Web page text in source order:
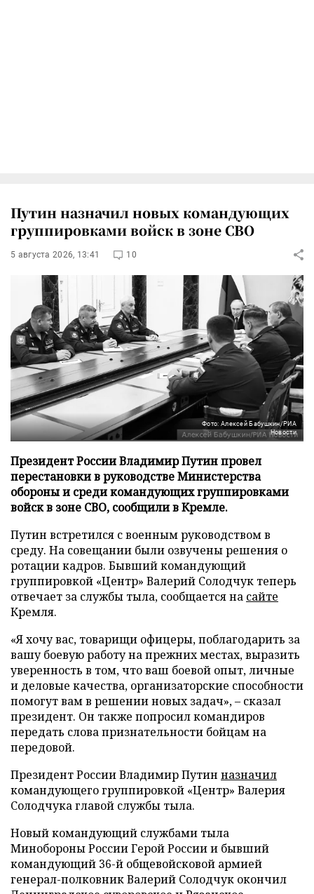
Путин назначил новых командующих
группировками войск в зоне СВО
5 августа 2026, 13:41 10
Фото: Алексей Бабушкин/РИА
Новости
Президент России Владимир Путин провел
перестановки в руководстве Министерства
обороны и среди командующих группировками
войск в зоне СВО, сообщили в Кремле.
Путин встретился с военным руководством в
среду. На совещании были озвучены решения о
ротации кадров. Бывший командующий
группировкой «Центр» Валерий Солодчук теперь
отвечает за службы тыла, сообщается на сайте
Кремля.
«Я хочу вас, товарищи офицеры, поблагодарить за
вашу боевую работу на прежних местах, выразить
уверенность в том, что ваш боевой опыт, личные
и деловые качества, организаторские способности
помогут вам в решении новых задач», – сказал
президент. Он также попросил командиров
передать слова признательности бойцам на
передовой.
Президент России Владимир Путин назначил
командующего группировкой «Центр» Валерия
Солодчука главой службы тыла.
Новый командующий службами тыла
Минобороны России Герой России и бывший
командующий 36-й общевойсковой армией
генерал-полковник Валерий Солодчук окончил